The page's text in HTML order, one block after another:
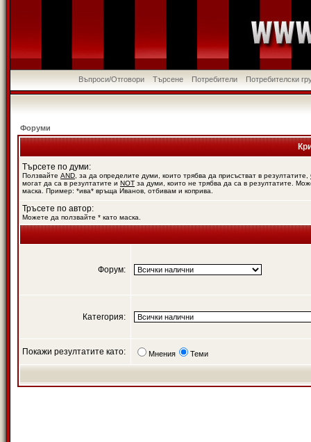
Въпроси/Отговори Търсене Потребители Потребителски
Форуми
Търсете по думи:
Ползвайте AND , за да определите думи, които трябва да присъстват в резултатите,
могат да са в резултатите и NOT за думи, които не трябва да са в резултатите.
маска. Пример: *ива* връща Иванов, отбивам и коприва.
Тръсете по автор:
Можете да ползвайте * като маска.
Форум:
Категория:
Покажи резултатите като: Мнения Теми